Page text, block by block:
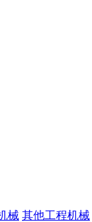
械 其他工程机械